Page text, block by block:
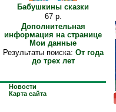
Бабушкины сказки
67 р.
Дополнительная
информация на странице
Мои данные
Результаты поиска: От года
до трех лет
Новости
Карта сайта